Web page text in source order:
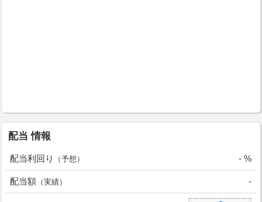
配当 情報
配当利回り （予想） - %
配当額 （実績） -